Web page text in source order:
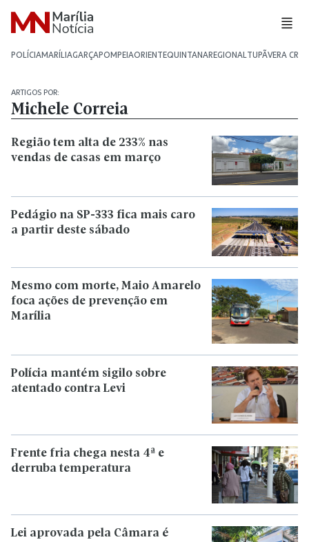
POLÍCIAMARÍLIAGARÇAPOMPEIAORIENTEQUINTANAREGIONALTUPÃVERA CRUZ
ARTIGOS POR:
Michele Correia
Região tem alta de 233% nas
vendas de casas em março
Pedágio na SP-333 fica mais caro
a partir deste sábado
Mesmo com morte, Maio Amarelo
foca ações de prevenção em
Marília
Polícia mantém sigilo sobre
atentado contra Levi
Frente fria chega nesta 4ª e
derruba temperatura
Lei aprovada pela Câmara é